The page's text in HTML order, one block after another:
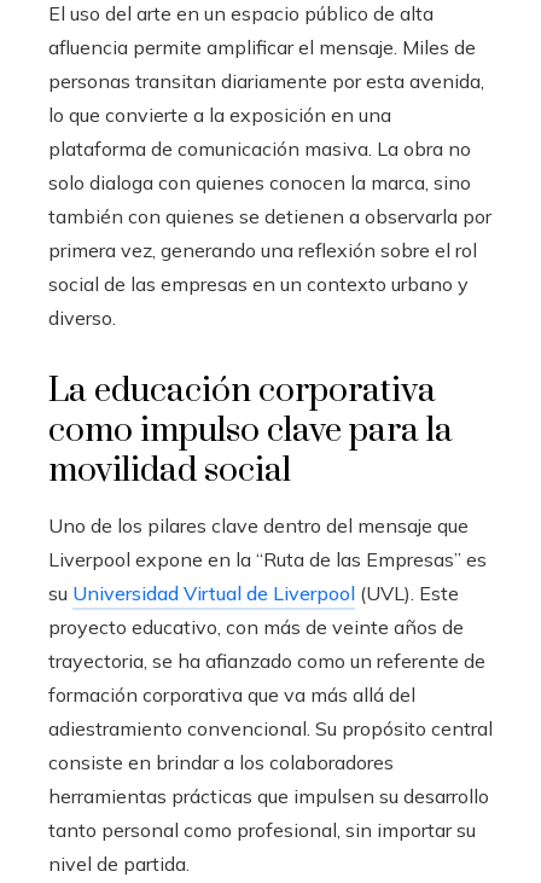
El uso del arte en un espacio público de alta
afluencia permite amplificar el mensaje. Miles de
personas transitan diariamente por esta avenida,
lo que convierte a la exposición en una
plataforma de comunicación masiva. La obra no
solo dialoga con quienes conocen la marca, sino
también con quienes se detienen a observarla por
primera vez, generando una reflexión sobre el rol
social de las empresas en un contexto urbano y
diverso.
La educación corporativa
como impulso clave para la
movilidad social
Uno de los pilares clave dentro del mensaje que
Liverpool expone en la “Ruta de las Empresas” es
su Universidad Virtual de Liverpool (UVL). Este
proyecto educativo, con más de veinte años de
trayectoria, se ha afianzado como un referente de
formación corporativa que va más allá del
adiestramiento convencional. Su propósito central
consiste en brindar a los colaboradores
herramientas prácticas que impulsen su desarrollo
tanto personal como profesional, sin importar su
nivel de partida.